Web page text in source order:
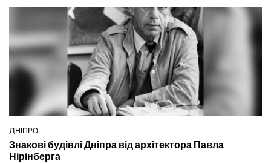
ОПУБЛІКУВАТИ
У
ДНІПРО
Знакові будівлі Дніпра від архітектора Павла
Нірінберга